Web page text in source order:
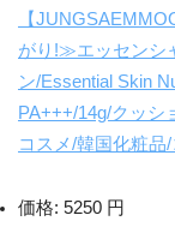
【
がり!≫エッセンシ
ン/Essential Skin
PA+++/14g/クッシ
コスメ/韓国化粧品
価格: 5250 円